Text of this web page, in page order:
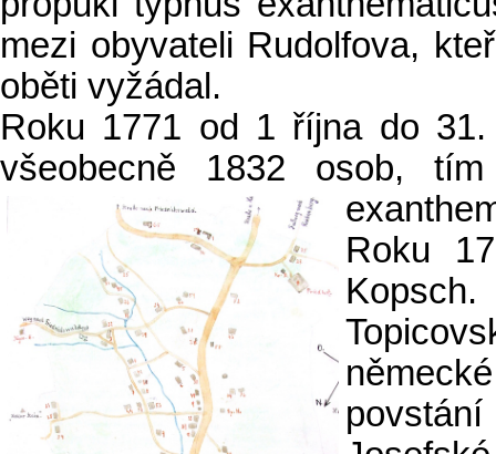
mezi obyvateli Rudolfova,
oběti vyžádal.
Roku 1771 od 1 října do
všeobecně 1832 osob,
Roku